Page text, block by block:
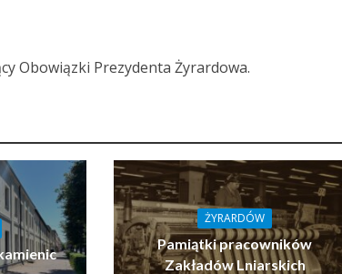
Obowiązki Prezydenta Żyrardowa.
ŻYRARDÓW
Pamiątki pracowników
Zakładów Lniarskich